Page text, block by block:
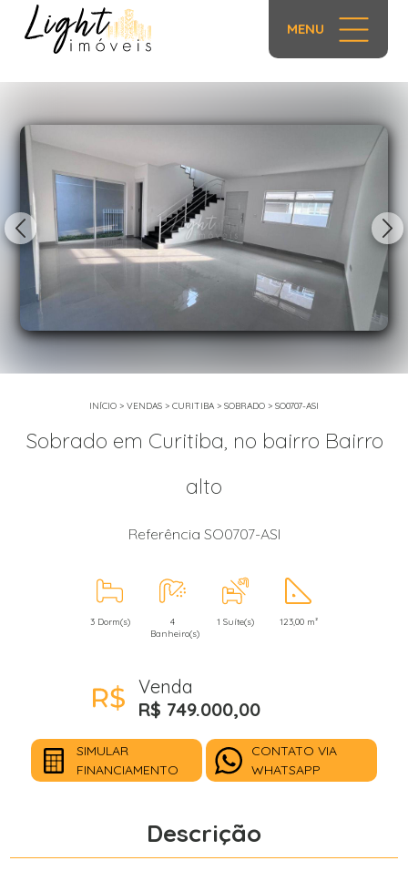
MENU
INÍCIO > VENDAS > CURITIBA > SOBRADO > SO0707-ASI
Sobrado em Curitiba, no bairro Bairro
alto
Referência SO0707-ASI
3 Dorm(s)
4
Banheiro(s)
1 Suíte(s) 123,00 m²
Venda
R$ 749.000,00
SIMULAR
FINANCIAMENTO
CONTATO VIA
WHATSAPP
Descrição